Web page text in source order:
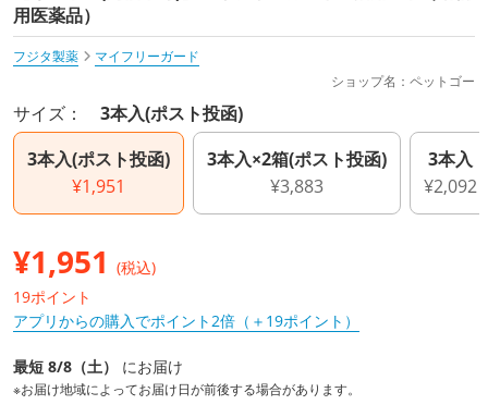
用医薬品）
フジタ製薬
マイフリーガード
ショップ名：ペットゴー
サイズ： 3本入(ポスト投函)
3本入(ポスト投函)
¥1,951
3本入×2箱(ポスト投函)
¥3,883
3本入
¥2,092
¥1,951 (税込)
19ポイント
アプリからの購入でポイント2倍（＋19ポイント）
最短 8/8（土） にお届け
※お届け地域によってお届け日が前後する場合があります。